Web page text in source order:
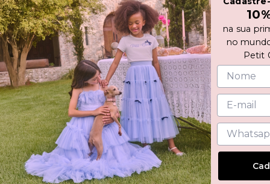
Início CONJUNTO DE MOLETOM
na sua
no
Petit